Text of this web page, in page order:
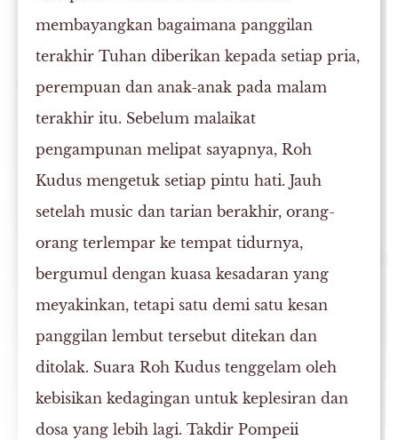
membayangkan bagaimana panggilan
terakhir Tuhan diberikan kepada setiap pria,
perempuan dan anak-anak pada malam
terakhir itu. Sebelum malaikat
pengampunan melipat sayapnya, Roh
Kudus mengetuk setiap pintu hati. Jauh
setelah music dan tarian berakhir, orang-
orang terlempar ke tempat tidurnya,
bergumul dengan kuasa kesadaran yang
meyakinkan, tetapi satu demi satu kesan
panggilan lembut tersebut ditekan dan
ditolak. Suara Roh Kudus tenggelam oleh
kebisikan kedagingan untuk keplesiran dan
dosa yang lebih lagi. Takdir Pompeii